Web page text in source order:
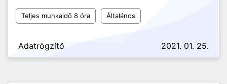
Teljes munkaidő 8 óra Általános
Adatrögzítő 2021. 01. 25.